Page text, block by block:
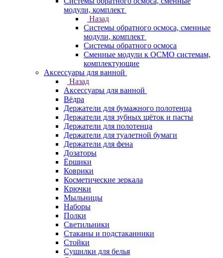
модули, комплект
Назад
Системы обратного осмоса, сменные
модули, комплект
Системы обратного осмоса
Сменные модули к ОСМО системам,
комплектующие
Аксессуары для ванной
Назад
Аксессуары для ванной
Вёдра
Держатели для бумажного полотенца
Держатели для зубных щёток и пасты
Держатели для полотенца
Держатели для туалетной бумаги
Держатели для фена
Дозаторы
Ёршики
Коврики
Косметические зеркала
Крючки
Мыльницы
Наборы
Полки
Светильники
Стаканы и подстаканники
Стойки
Сушилки для белья